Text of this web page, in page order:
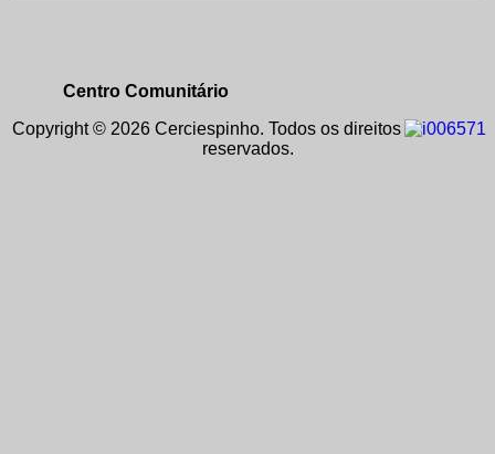
Centro Comunitário
Copyright © 2026 Cerciespinho. Todos os direitos
reservados.